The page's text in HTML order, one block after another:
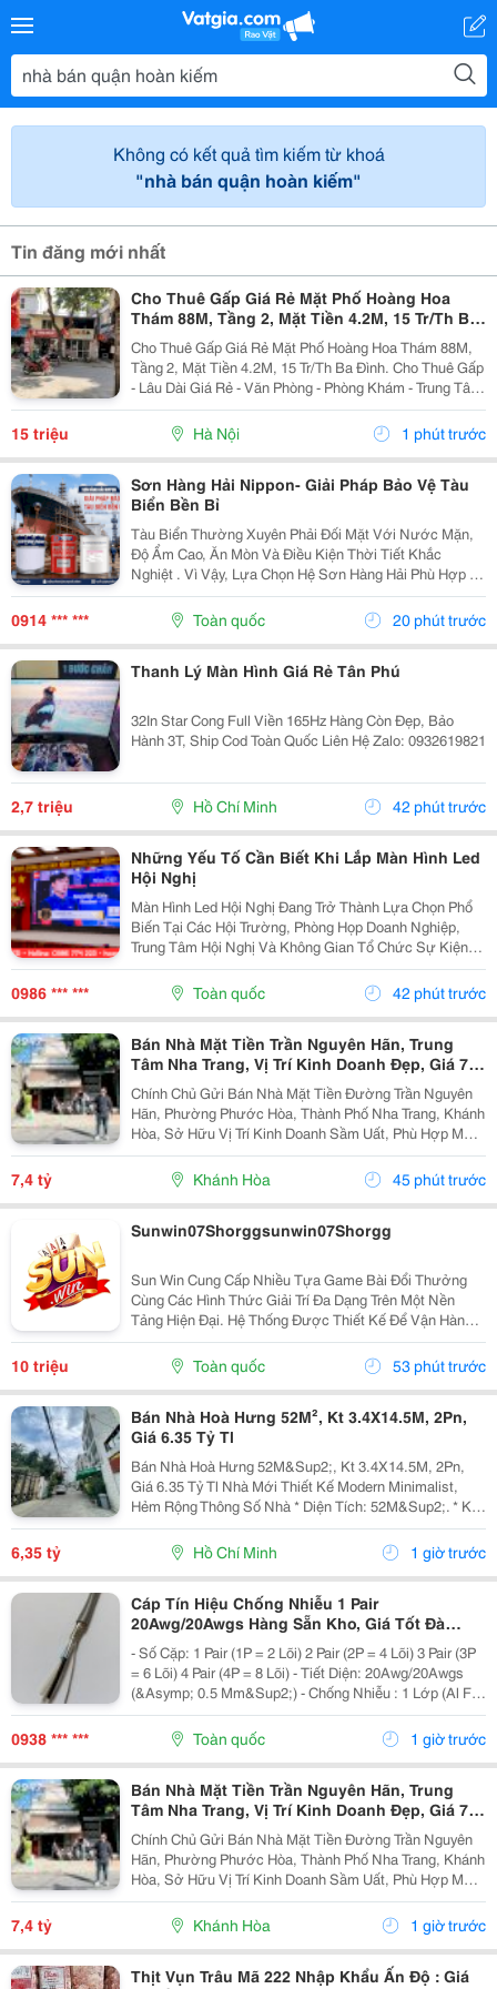
Không có kết quả tìm kiếm từ khoá
"nhà bán quận hoàn kiếm"
Tin đăng mới nhất
Cho Thuê Gấp Giá Rẻ Mặt Phố Hoàng Hoa
Thám 88M, Tầng 2, Mặt Tiền 4.2M, 15 Tr/Th Ba
Đình.
Cho Thuê Gấp Giá Rẻ Mặt Phố Hoàng Hoa Thám 88M,
Tầng 2, Mặt Tiền 4.2M, 15 Tr/Th Ba Đình. Cho Thuê Gấp
- Lâu Dài Giá Rẻ - Văn Phòng - Phòng Khám - Trung Tâm
Văn Hóa - Gia Đình Ở - Thang Máy - Có Chỗ Để Xe Máy.
Mô Tả: + Cho Thuê Gấp, Giá Rẻ, Lâu Dài...
15 triệu Hà Nội 1 phút trước
Sơn Hàng Hải Nippon- Giải Pháp Bảo Vệ Tàu
Biển Bền Bỉ
Tàu Biển Thường Xuyên Phải Đối Mặt Với Nước Mặn,
Độ Ẩm Cao, Ăn Mòn Và Điều Kiện Thời Tiết Khắc
Nghiệt . Vì Vậy, Lựa Chọn Hệ Sơn Hàng Hải Phù Hợp Là
Yếu Tố Quan Trọng Giúp Bảo Vệ Bề Mặt Và Nâng Cao
Độ Bền Công Trình. Sơn Hàng Hải Nippon Được Ứng...
0914 *** *** Toàn quốc 20 phút trước
Thanh Lý Màn Hình Giá Rẻ Tân Phú
32In Star Cong Full Viền 165Hz Hàng Còn Đẹp, Bảo
Hành 3T, Ship Cod Toàn Quốc Liên Hệ Zalo: 0932619821
2,7 triệu Hồ Chí Minh 42 phút trước
Những Yếu Tố Cần Biết Khi Lắp Màn Hình Led
Hội Nghị
Màn Hình Led Hội Nghị Đang Trở Thành Lựa Chọn Phổ
Biến Tại Các Hội Trường, Phòng Họp Doanh Nghiệp,
Trung Tâm Hội Nghị Và Không Gian Tổ Chức Sự Kiện
Nhờ Khả Năng Hiển Thị Hình Ảnh Lớn, Rõ Nét Và Ổn
Định. Tuy Nhiên, Để Lựa Chọn Được Hệ Thống...
0986 *** *** Toàn quốc 42 phút trước
Bán Nhà Mặt Tiền Trần Nguyên Hãn, Trung
Tâm Nha Trang, Vị Trí Kinh Doanh Đẹp, Giá 7,4
Tỷ
Chính Chủ Gửi Bán Nhà Mặt Tiền Đường Trần Nguyên
Hãn, Phường Phước Hòa, Thành Phố Nha Trang, Khánh
Hòa, Sở Hữu Vị Trí Kinh Doanh Sầm Uất, Phù Hợp Mở
Cửa Hàng, Văn Phòng, Showroom Hoặc Đầu Tư Cho
Thuê Lâu Dài. Thông Tin Chi Tiết. - Địa Chỉ: Số...
7,4 tỷ Khánh Hòa 45 phút trước
Sunwin07Shorggsunwin07Shorgg
Sun Win Cung Cấp Nhiều Tựa Game Bài Đổi Thưởng
Cùng Các Hình Thức Giải Trí Đa Dạng Trên Một Nền
Tảng Hiện Đại. Hệ Thống Được Thiết Kế Để Vận Hành
Ổn Định, Truy Cập Nhanh Và Tương Thích Với Nhiều
Thiết Bị. Bên Cạnh Đó, Các Tính Năng Bảo Mật Cũng
Được...
10 triệu Toàn quốc 53 phút trước
Bán Nhà Hoà Hưng 52M², Kt 3.4X14.5M, 2Pn,
Giá 6.35 Tỷ Tl
Bán Nhà Hoà Hưng 52M&Sup2;, Kt 3.4X14.5M, 2Pn,
Giá 6.35 Tỷ Tl Nhà Mới Thiết Kế Modern Minimalist,
Hẻm Rộng Thông Số Nhà * Diện Tích: 52M&Sup2;. * Kt:
3.4M X 14.5M. * Kết Cấu: 1 Trệt 1 Lầu. * Chủ Hỗ Trợ
Hoàn Thiện Thêm 1 Phòng Ngủ Trước Khi Bàn...
6,35 tỷ Hồ Chí Minh 1 giờ trước
Cáp Tín Hiệu Chống Nhiễu 1 Pair
20Awg/20Awgs Hàng Sẵn Kho, Giá Tốt Đà
Nẵng, Huế
- Số Cặp: 1 Pair (1P = 2 Lõi) 2 Pair (2P = 4 Lõi) 3 Pair (3P
= 6 Lõi) 4 Pair (4P = 8 Lõi) - Tiết Diện: 20Awg/20Awgs
(&Asymp; 0.5 Mm&Sup2;) - Chống Nhiễu : 1 Lớp (Al Foil
)/ 2 Lớp Chống Nhiễu (Al Foil + Lớp Lưới Chống Nhiễu) -
Vật Liệu: Đồng...
0938 *** *** Toàn quốc 1 giờ trước
Bán Nhà Mặt Tiền Trần Nguyên Hãn, Trung
Tâm Nha Trang, Vị Trí Kinh Doanh Đẹp, Giá 7,4
Tỷ
Chính Chủ Gửi Bán Nhà Mặt Tiền Đường Trần Nguyên
Hãn, Phường Phước Hòa, Thành Phố Nha Trang, Khánh
Hòa, Sở Hữu Vị Trí Kinh Doanh Sầm Uất, Phù Hợp Mở
Cửa Hàng, Văn Phòng, Showroom Hoặc Đầu Tư Cho
Thuê Lâu Dài. Thông Tin Chi Tiết. - Địa Chỉ: Số...
7,4 tỷ Khánh Hòa 1 giờ trước
Thịt Vụn Trâu Mã 222 Nhập Khẩu Ấn Độ : Giá